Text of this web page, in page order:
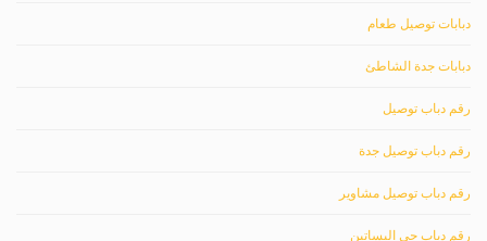
دبابات توصيل طعام
دبابات جدة الشاطئ
رقم دباب توصيل
رقم دباب توصيل جدة
رقم دباب توصيل مشاوير
رقم دباب حي البساتين